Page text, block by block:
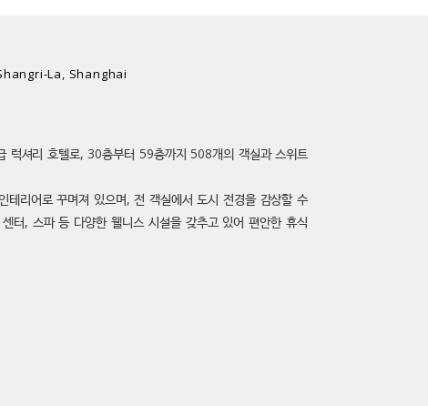
La, Shanghai
셔리 호텔로, 30층부터 59층까지 508개의 객실과 스위트
테리어로 꾸며져 있으며, 전 객실에서 도시 전경을 감상할 수
터, 스파 등 다양한 웰니스 시설을 갖추고 있어 편안한 휴식